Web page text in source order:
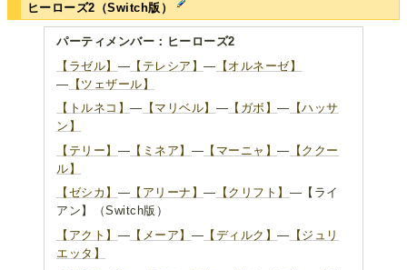
ヒーローズ2（Switch版）
パーティメンバー：ヒーローズ2
【ラゼル】 ― 【テレシア】― 【オルネーゼ】
― 【ツェザール】
【トルネコ】― 【マリベル】 ― 【ガボ】― 【ハッサ
ン】
【テリー】 ― 【ミネア】 ― 【マーニャ】― 【ククー
ル】
【ゼシカ】 ― 【アリーナ】― 【クリフト】 ―【ライ
アン】（Switch版）
【アクト】 ― 【メーア】 ― 【ディルク】― 【ジュリ
エッタ】